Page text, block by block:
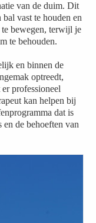
van de duim. Dit
vast te houden en
bewegen, terwijl je
te behouden.
en binnen de
optreedt,
professioneel
kan helpen bij
dat is
en de behoeften van